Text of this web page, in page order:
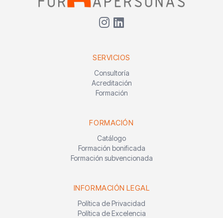
SERVICIOS
Consultoría
Acreditación
Formación
FORMACIÓN
Catálogo
Formación bonificada
Formación subvencionada
INFORMACIÓN LEGAL
Política de Privacidad
Política de Excelencia